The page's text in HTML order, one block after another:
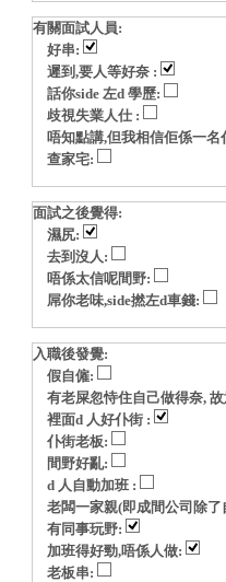
有關面試人員:
好串:
遲到,要人等好奈 :
話你side 左d 學歷:
歧視失業人仕 :
唔知點講,但我相信佢係一
查家宅:
面試之後覺得:
濕尻:
去到沒人:
唔係太信呢間野:
屌你老味,side撚左d車錢:
入職後發覺:
假自僱:
有老屎忽恃住自己做得奈,
裡面d 人好仆街 :
仆街老板:
間野好亂:
d 人自動加班 :
老闆一家親(即成間公司除
有同事玩野:
加班得好勁,唔係人做:
老板串: